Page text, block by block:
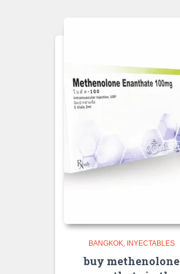
BANGKOK INYECTABLES
buy methenolone